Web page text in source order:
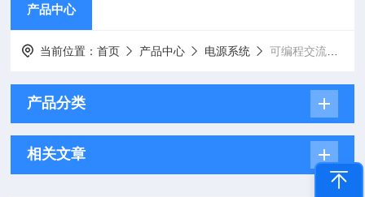
产品中心
当前位置：首页 产品中心 电源系统 可编程交流变频电源
产品分类
相关文章